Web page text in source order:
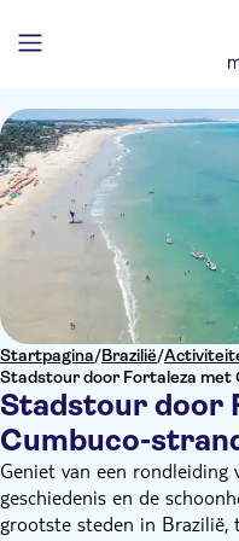
Startpagina/Brazilië/
Stadstour door Fortaleza met
Stadstour door
Cumbuco-
Geniet van een rondleiding
geschiedenis en de
grootste steden in Brazilië,